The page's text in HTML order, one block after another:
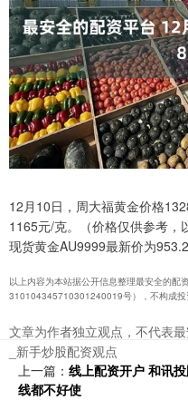
12月10日，周大福黄金价格
1165元/克。（价格仅供参考，
现货黄金AU9999最新价为
以上内容为本站据公开信息整理最安全的配
310104345710301240019号），不构成投
文章为作者独立观点，不代表
_新手炒股配资观点
上一篇： 线上配资开户 和讯
线都不好使